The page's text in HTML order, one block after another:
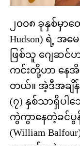
၂၀၀၈ ခုနှစ်မှာတ
Hudson) ရဲ့ အ
ဖြစ်သူ ဂျေဆ
ကင်းတို့ဟာ နေအိမ်
တယ်။ အဲ့ဒီအချိ
(၇) နှစ်သာရှိပ
ကွဲကွာနေတဲ့ခင်ပွ
(William